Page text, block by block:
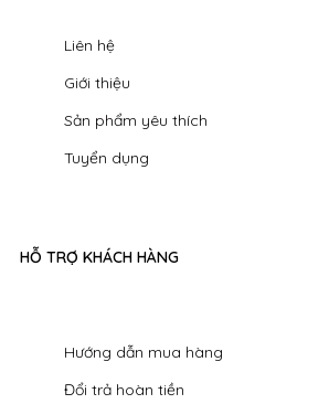
Liên hệ
Giới thiệu
Sản phẩm yêu thích
Tuyển dụng
HỖ TRỢ KHÁCH HÀNG
Hướng dẫn mua hàng
Đổi trả hoàn tiền